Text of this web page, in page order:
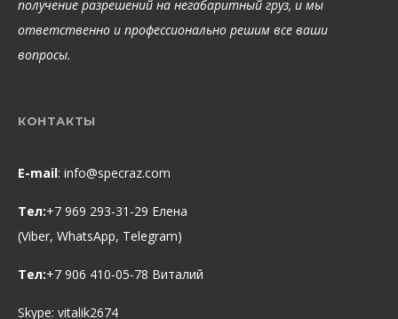
получение разрешений на негабаритный груз, и мы
ответственно и профессионально решим все ваши
вопросы.
КОНТАКТЫ
E-mail: info@specraz.com
Тел:+7 969 293-31-29 Елена
(Viber, WhatsApp, Telegram)
Тел:+7 906 410-05-78 Виталий
Skype: vitalik2674